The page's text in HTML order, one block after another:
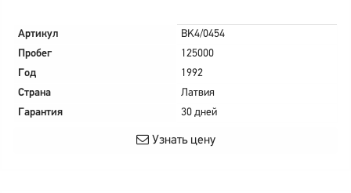
Артикул
BK4/0454
Пробег
125000
Год
1992
Страна
Латвия
Гарантия
30 дней
Узнать цену